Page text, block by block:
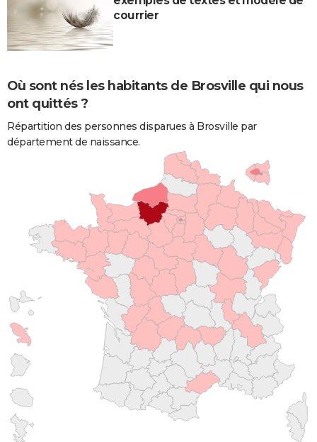
courrier
Où sont nés les habitants de Brosville qui nous
ont quittés ?
Répartition des personnes disparues à Brosville par
département de naissance.